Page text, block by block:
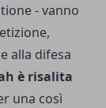
- vanno
alla difesa
è risalita
una così